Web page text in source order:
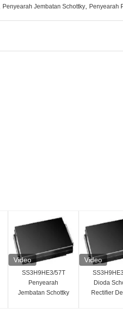
Penyearah Jembatan Schottky Penyearah
Video
SS3H9HE3/57T
Penyearah
Jembatan Schottky
Video
Dioda
Rectifier